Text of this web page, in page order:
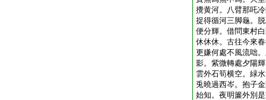
攪黄河。八臂那吒
捉得循河三脚龜。
便分輝。借問東村
休休休。古往今來
更嫌何處不風流咄
影。紫微轉處夕陽
雲外石筍横空。緑
兎曉過西岑。抱子
始知。夜明簾外別